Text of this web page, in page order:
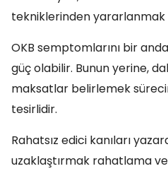
tekniklerinden yararlanmak
OKB semptomlarını bir
güç olabilir. Bunun yerine,
maksatlar belirlemek
tesirlidir.
Rahatsız edici kanıları
uzaklaştırmak rahatlama